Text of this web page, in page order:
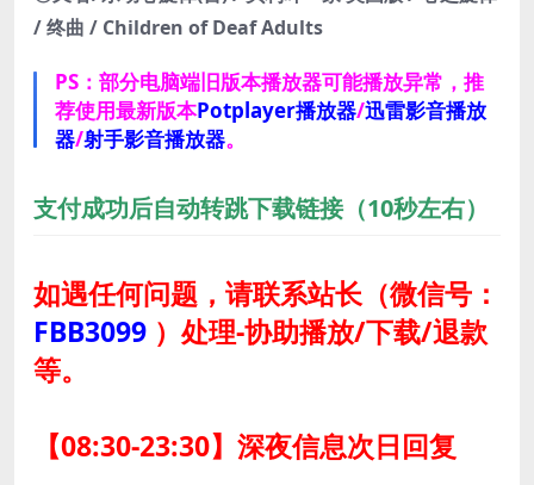
/ 终曲 / Children of Deaf Adults
PS：部分电脑端旧版本播放器可能播放异常，推
荐使用最新版本Potplayer播放器/迅雷影音播放
器/射手影音播放器。
支付成功后自动转跳下载链接（10秒左右）
如遇任何问题，请联系站长（微信号：
FBB3099 ） 处理-协助播放/下载/退款
等。
【08:30-23:30】深夜信息次日回复